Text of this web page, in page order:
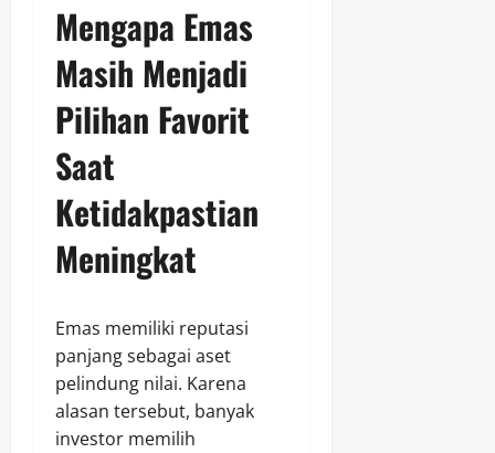
Mengapa Emas
Masih Menjadi
Pilihan Favorit
Saat
Ketidakpastian
Meningkat
Emas memiliki reputasi
panjang sebagai aset
pelindung nilai. Karena
alasan tersebut, banyak
investor memilih